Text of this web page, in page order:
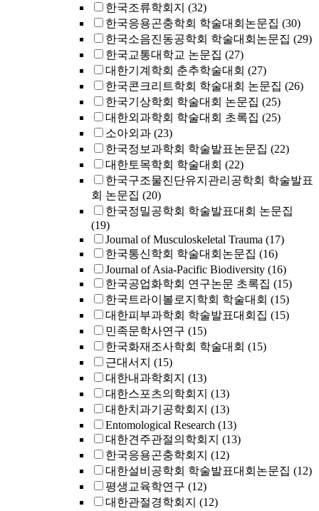
한국조류학회지 (32)
한국응용곤충학회 학술대회논문집 (30)
한국소음진동공학회 학술대회논문집 (29)
한국교통대학교 논문집 (27)
대한기계학회 춘추학술대회 (27)
한국콘크리트학회 학술대회 논문집 (26)
한국기상학회 학술대회 논문집 (25)
대한외과학회 학술대회 초록집 (25)
소아외과 (23)
한국정보과학회 학술발표논문집 (22)
대한토목학회 학술대회 (22)
한국구조물진단유지관리공학회 학술발표
회 논문집 (20)
한국정밀공학회 학술발표대회 논문집
(19)
Journal of Musculoskeletal Trauma (17)
한국통신학회 학술대회논문집 (16)
Journal of Asia-Pacific Biodiversity (16)
한국공업화학회 연구논문 초록집 (15)
한국트라이볼로지학회 학술대회 (15)
대한피부과학회 학술발표대회집 (15)
민족문학사연구 (15)
한국화재조사학회 학술대회 (15)
근대서지 (15)
대한내과학회지 (13)
대한스포츠의학회지 (13)
대한치과기공학회지 (13)
Entomological Research (13)
대한견주관절의학회지 (13)
한국응용곤충학회지 (12)
대한설비공학회 학술발표대회논문집 (12)
평생교육학연구 (12)
대한관절경학회지 (12)